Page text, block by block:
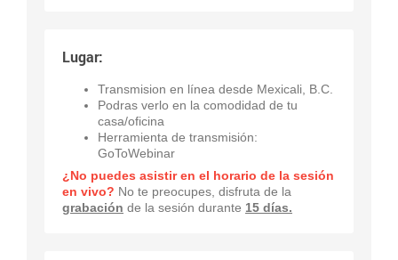
Lugar:
Transmision en línea desde Mexicali, B.C.
Podras verlo en la comodidad de tu
casa/oficina
Herramienta de transmisión:
GoToWebinar
¿No puedes asistir en el horario de la sesión
en vivo? No te preocupes, disfruta de la
grabación de la sesión durante 15 días.